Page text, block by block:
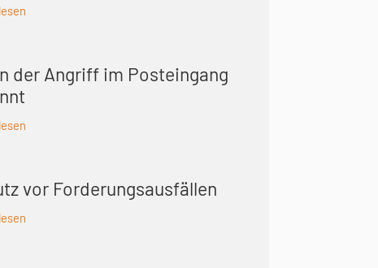
der Angriff im Posteingang
vor Forderungsausfällen